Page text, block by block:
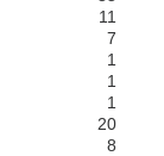
11
7
1
1
1
20
8